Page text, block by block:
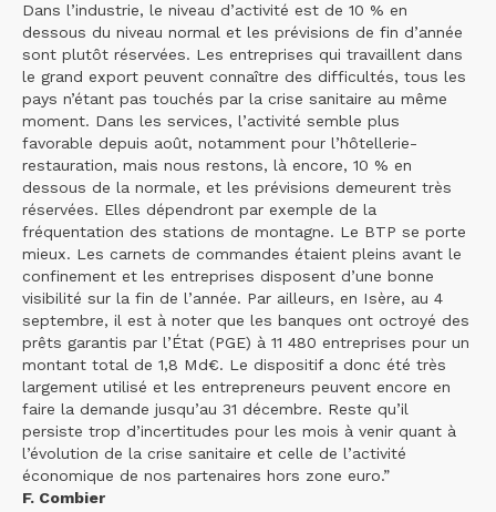
Dans l’industrie, le niveau d’activité est de 10 % en
dessous du niveau normal et les prévisions de fin d’année
sont plutôt réservées. Les entreprises qui travaillent dans
le grand export peuvent connaître des difficultés, tous les
pays n’étant pas touchés par la crise sanitaire au même
moment. Dans les services, l’activité semble plus
favorable depuis août, notamment pour l’hôtellerie-
restauration, mais nous restons, là encore, 10 % en
dessous de la normale, et les prévisions demeurent très
réservées. Elles dépendront par exemple de la
fréquentation des stations de montagne. Le BTP se porte
mieux. Les carnets de commandes étaient pleins avant le
confinement et les entreprises disposent d’une bonne
visibilité sur la fin de l’année. Par ailleurs, en Isère, au 4
septembre, il est à noter que les banques ont octroyé des
prêts garantis par l’État (PGE) à 11 480 entreprises pour un
montant total de 1,8 Md€. Le dispositif a donc été très
largement utilisé et les entrepreneurs peuvent encore en
faire la demande jusqu’au 31 décembre. Reste qu’il
persiste trop d’incertitudes pour les mois à venir quant à
l’évolution de la crise sanitaire et celle de l’activité
économique de nos partenaires hors zone euro.”
F. Combier